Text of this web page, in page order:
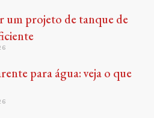
um projeto de tanque de
para água: veja o que